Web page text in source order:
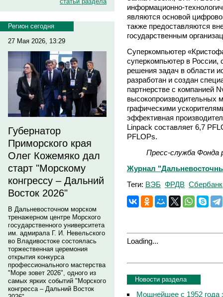
Регион сегодня
27 Мая 2026, 13:29
Губернатор
Приморского края
Олег Кожемяко дал
старт "Морскому
конгрессу – Дальний
Восток 2026"
В Дальневосточном морском
тренажерном центре Морского
государственного университета
им. адмирала Г. И. Невельского
во Владивостоке состоялась
торжественная церемония
открытия конкурса
профессионального мастерства
"Море зовет 2026", одного из
самых ярких событий "Морского
конгресса – Дальний Восток
информационно-
являются основой
также предоставляются
государственным
Суперкомпьютер
суперкомпьютер в России,
решения задач в области
разработан и создан
партнерстве с компанией
высокопроизводительных
графическими
эффективная
Linpack составляет 6,7
PFLOPs.
Пресс-служба Фонда
Журнал
Теги: ВЭБ ФРДВ Сбербанк
Loading...
Новости раздела
Мощнейшее с 1952 года